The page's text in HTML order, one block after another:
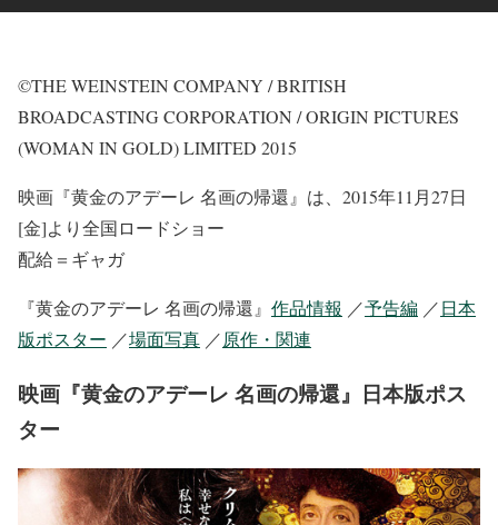
©THE WEINSTEIN COMPANY / BRITISH
BROADCASTING CORPORATION / ORIGIN PICTURES
(WOMAN IN GOLD) LIMITED 2015
映画『黄金のアデーレ 名画の帰還』は、2015年11月27日
[金]より全国ロードショー
配給＝ギャガ
『黄金のアデーレ 名画の帰還』 作品情報 ／予告編 ／日本
版ポスター ／場面写真 ／原作・関連
映画『黄金のアデーレ 名画の帰還』日本版ポス
ター